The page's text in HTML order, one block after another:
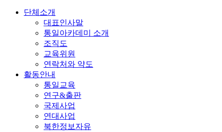
단체소개
대표인사말
통일아카데미 소개
조직도
교육위원
연락처와 약도
활동안내
통일교육
연구&출판
국제사업
연대사업
북한정보자유